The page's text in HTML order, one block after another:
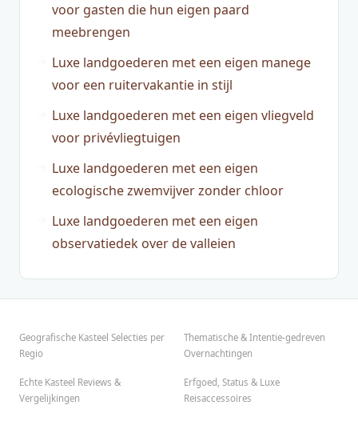
voor gasten die hun eigen paard
meebrengen
Luxe landgoederen met een eigen manege
voor een ruitervakantie in stijl
Luxe landgoederen met een eigen vliegveld
voor privévliegtuigen
Luxe landgoederen met een eigen
ecologische zwemvijver zonder chloor
Luxe landgoederen met een eigen
observatiedek over de valleien
Geografische Kasteel Selecties per
Regio
Thematische & Intentie-gedreven
Overnachtingen
Echte Kasteel Reviews &
Vergelijkingen
Erfgoed, Status & Luxe
Reisaccessoires